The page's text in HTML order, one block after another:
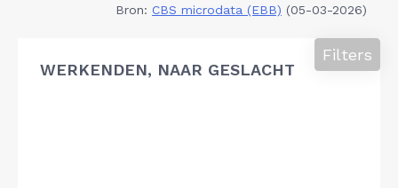
Bron: CBS microdata (EBB) (05-03-2026)
WERKENDEN, NAAR GESLACHT
Filters